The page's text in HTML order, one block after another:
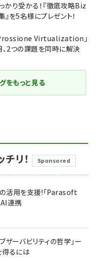
かり受かる！『徹底攻略Biz
を5名様にプレゼント！
Prossione Virtualization」
2つの課題を同時に解決
をもっと見る
リ！ Sponsored
活用を支援!「Parasoft
連携
ザーバビリティの哲学」ー
得るには